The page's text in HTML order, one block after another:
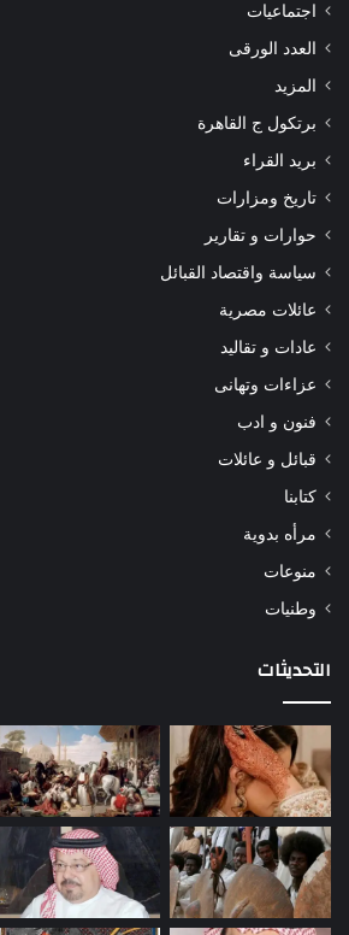
اجتماعيات
العدد الورقى
المزيد
برتكول ج القاهرة
بريد القراء
تاريخ ومزارات
حوارات و تقارير
سياسة واقتصاد القبائل
عائلات مصرية
عادات و تقاليد
عزاءات وتهانى
فنون و ادب
قبائل و عائلات
كتابنا
مرأه بدوية
منوعات
وطنيات
التحديثات